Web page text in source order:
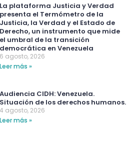
La plataforma Justicia y Verdad
presenta el Termómetro de la
Justicia, la Verdad y el Estado de
Derecho, un instrumento que mide
el umbral de la transición
democrática en Venezuela
6 agosto, 2026
Leer más »
Audiencia CIDH: Venezuela.
Situación de los derechos humanos.
4 agosto, 2026
Leer más »